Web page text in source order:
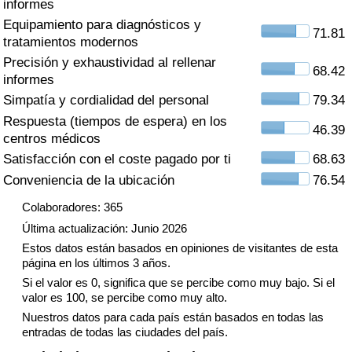
informes
Equipamiento para diagnósticos y
tratamientos modernos
71.81
Precisión y exhaustividad al rellenar
informes
68.42
Simpatía y cordialidad del personal
79.34
Respuesta (tiempos de espera) en los
centros médicos
46.39
Satisfacción con el coste pagado por ti
68.63
Conveniencia de la ubicación
76.54
Colaboradores: 365
Última actualización: Junio 2026
Estos datos están basados en opiniones de visitantes de esta
página en los últimos 3 años.
Si el valor es 0, significa que se percibe como muy bajo. Si el
valor es 100, se percibe como muy alto.
Nuestros datos para cada país están basados en todas las
entradas de todas las ciudades del país.
Índice de criminalidad por país
Sanidad
Índice de Sanidad (Actual)
Índice de Sanidad
Índice de Sanidad por País
Contaminación
Índice de Contaminación (Actual)
Índice de contaminación
Índice de Contaminación por País